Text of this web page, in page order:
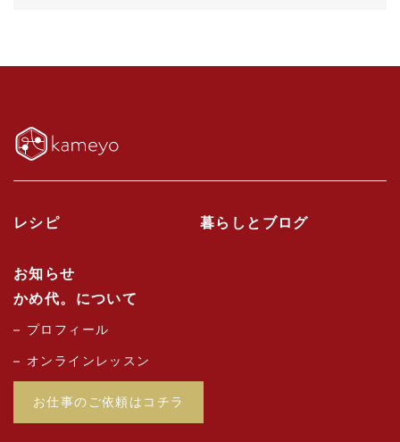
レシピ 暮らしとブログ
お知らせ
かめ代。について
プロフィール
オンラインレッスン
お仕事のご依頼はコチラ